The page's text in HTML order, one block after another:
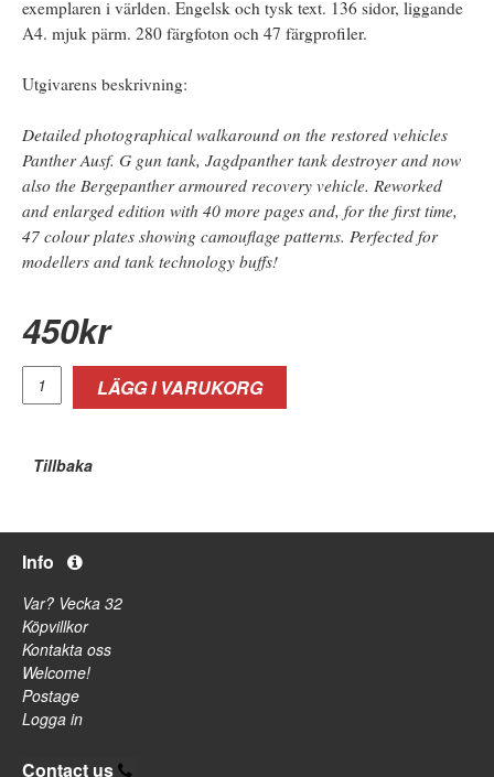
exemplaren i världen. Engelsk och tysk text. 136 sidor, liggande
A4. mjuk pärm. 280 färgfoton och 47 färgprofiler.
Utgivarens beskrivning:
Detailed photographical walkaround on the restored vehicles
Panther Ausf. G gun tank, Jagdpanther tank destroyer and now
also the Bergepanther armoured recovery vehicle. Reworked
and enlarged edition with 40 more pages and, for the first time,
47 colour plates showing camouflage patterns. Perfected for
modellers and tank technology buffs!
450kr
LÄGG I VARUKORG
Tillbaka
Info
Var? Vecka 32
Köpvillkor
Kontakta oss
Welcome!
Postage
Logga in
Contact us